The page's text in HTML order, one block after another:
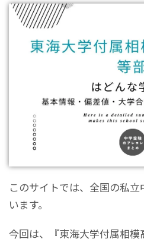
このサイトでは、全国の私
います。
今回は、『東海大学付属相